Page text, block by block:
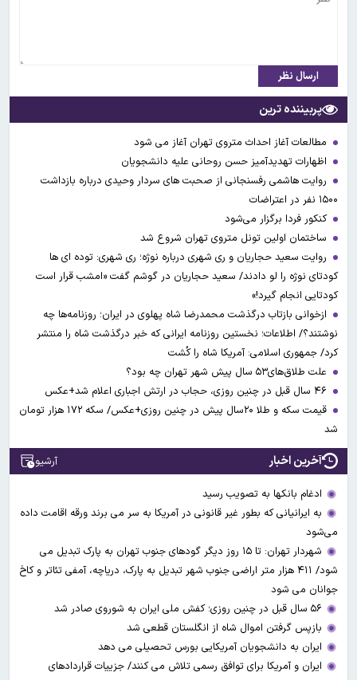
ارسال نظر
پربیننده ترین
مطالعات آغاز احداث متروی تهران آغاز می شود
اظهارات تهدیدآمیز حسن روحانی علیه دانشجویان
روایت هاشمی رفسنجانی از صحبت های سردار وحیدی درباره بازداشت
۱۵۰۰ نفر در اعتراضات
کنکور فردا برگزار می‌شود
ساختمان اولین تونل متروی تهران شروع شد
روایت سعید حجاریان و ری شهری درباره نوژه؛ ری شهری: توده ای ها
کودتای نوژه را لو دادند/ سعید حجاریان در گوشم گفت «امشب قرار است
کودتایی انجام گیرد!»
ازخوانی بازتاب درگذشت محمدرضا شاه پهلوی در ایران؛ روزنامه‌ها چه
نوشتند؟/ اطلاعات؛ نخستین روزنامه ایرانی که خبر درگذشت شاه را منتشر
کرد/ جمهوری اسلامی: آمریکا شاه را کُشت
علت طلاق‌های۵۳ سال پیش شهر تهران چه بود؟
قیمت سکه و طلا ۲۰سال پیش در چنین روزی+عکس/ سکه ۱۷۲ هزار تومان
شد
آخرین اخبار آرشیو
ادغام بانکها به تصویب رسید
به ایرانیانی که بطور غیر قانونی در آمریکا به سر می برند ورقه اقامت داده
می‌شود
شهردار تهران: تا ۱۵ روز دیگر گودهای جنوب تهران به پارک تبدیل می
شود/ ۴۱۱ هزار متر اراضی جنوب شهر تبدیل به پارک، دریاچه، آمفی تئاتر و کاخ
جوانان می شود
۵۶ سال قبل در چنین روزی؛ کفش ملی ایران به شوروی صادر شد
بازپس گرفتن اموال شاه از انگلستان قطعی شد
ایران به دانشجویان آمریکایی بورس تحصیلی می دهد
ایران و آمریکا برای توافق رسمی تلاش می کنند/ جزییات قراردادهای